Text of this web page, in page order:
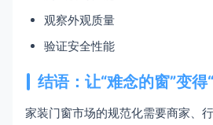
观察外观质量
验证安全性能
结语：让“难念的窗”变得
家装门窗市场的规范化需要商家、